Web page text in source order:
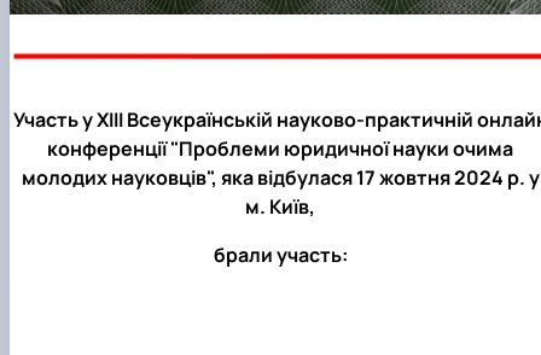
Участь у XIII Всеукраїнській науково-практичній
конференції "Проблеми юридичної науки очима
молодих науковців", яка відбулася 17 жовтня 2024 р. у
м. Київ,
брали участь: